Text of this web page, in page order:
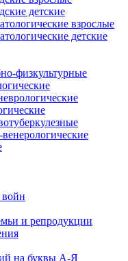
детские
взрослые
детские
физкультурные
войн
и репродукции
на буквы А-Я